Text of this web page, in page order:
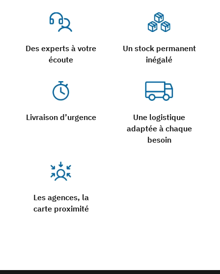
Des experts à votre
écoute
Un stock permanent
inégalé
Livraison d’urgence
Une logistique
adaptée à chaque
besoin
Les agences, la
carte proximité